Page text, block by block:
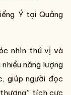
Ý tại Quảng
nhìn thú vị và
năng lượng
giúp người đọc
tích cực